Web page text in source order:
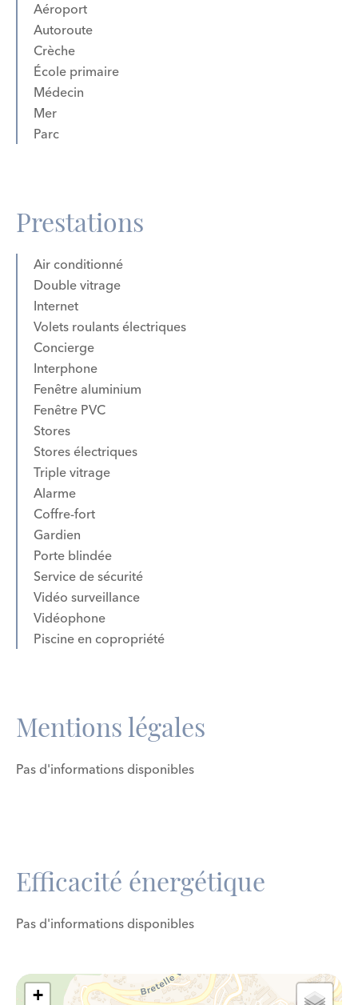
Aéroport
Autoroute
Crèche
École primaire
Médecin
Mer
Parc
Prestations
Air conditionné
Double vitrage
Internet
Volets roulants électriques
Concierge
Interphone
Fenêtre aluminium
Fenêtre PVC
Stores
Stores électriques
Triple vitrage
Alarme
Coffre-fort
Gardien
Porte blindée
Service de sécurité
Vidéo surveillance
Vidéophone
Piscine en copropriété
Mentions légales
Pas d'informations disponibles
Efficacité énergétique
Pas d'informations disponibles
+